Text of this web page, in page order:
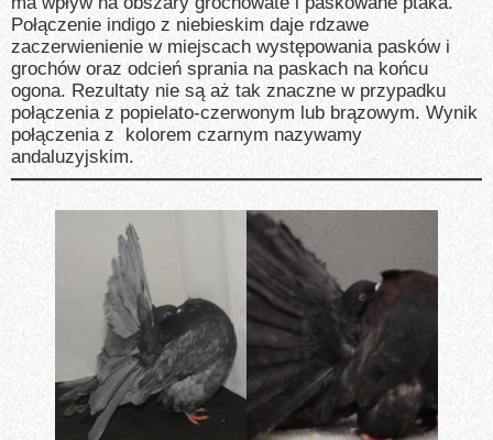
Połączenie indigo z niebieskim daje rdzawe
zaczerwienienie w miejscach występowania pasków i
grochów oraz odcień sprania na paskach na końcu
ogona. Rezultaty nie są aż tak znaczne w przypadku
połączenia z popielato-czerwonym lub brązowym. Wynik
połączenia z kolorem czarnym nazywamy
andaluzyjskim.